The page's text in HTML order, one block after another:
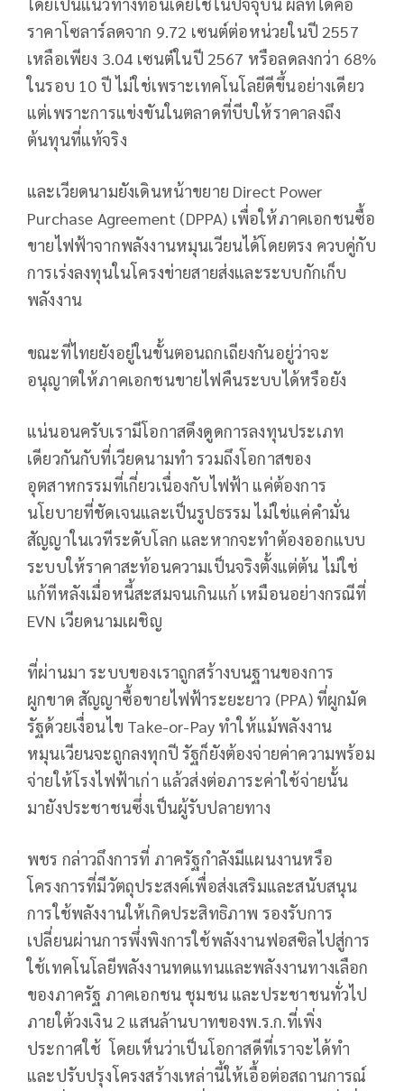
โดยเป็นแนวทางที่อินเดียใช้ในปัจจุบัน ผลที่ได้คือ
ราคาโซลาร์ลดจาก 9.72 เซนต์ต่อหน่วยในปี 2557
เหลือเพียง 3.04 เซนต์ในปี 2567 หรือลดลงกว่า 68%
ในรอบ 10 ปี ไม่ใช่เพราะเทคโนโลยีดีขึ้นอย่างเดียว
แต่เพราะการแข่งขันในตลาดที่บีบให้ราคาลงถึง
ต้นทุนที่แท้จริง
และเวียดนามยังเดินหน้าขยาย Direct Power
Purchase Agreement (DPPA) เพื่อให้ภาคเอกชนซื้อ
ขายไฟฟ้าจากพลังงานหมุนเวียนได้โดยตรง ควบคู่กับ
การเร่งลงทุนในโครงข่ายสายส่งและระบบกักเก็บ
พลังงาน
ขณะที่ไทยยังอยู่ในขั้นตอนถกเถียงกันอยู่ว่าจะ
อนุญาตให้ภาคเอกชนขายไฟคืนระบบได้หรือยัง
แน่นอนครับเรามีโอกาสดึงดูดการลงทุนประเภท
เดียวกันกับที่เวียดนามทำ รวมถึงโอกาสของ
อุตสาหกรรมที่เกี่ยวเนื่องกับไฟฟ้า แค่ต้องการ
นโยบายที่ชัดเจนและเป็นรูปธรรม ไม่ใช่แค่คำมั่น
สัญญาในเวทีระดับโลก และหากจะทำต้องออกแบบ
ระบบให้ราคาสะท้อนความเป็นจริงตั้งแต่ต้น ไม่ใช่
แก้ทีหลังเมื่อหนี้สะสมจนเกินแก้ เหมือนอย่างกรณีที่
EVN เวียดนามเผชิญ
ที่ผ่านมา ระบบของเราถูกสร้างบนฐานของการ
ผูกขาด สัญญาซื้อขายไฟฟ้าระยะยาว (PPA) ที่ผูกมัด
รัฐด้วยเงื่อนไข Take-or-Pay ทำให้แม้พลังงาน
หมุนเวียนจะถูกลงทุกปี รัฐก็ยังต้องจ่ายค่าความพร้อม
จ่ายให้โรงไฟฟ้าเก่า แล้วส่งต่อภาระค่าใช้จ่ายนั้น
มายังประชาชนซึ่งเป็นผู้รับปลายทาง
พชร กล่าวถึงการที่ ภาครัฐกำลังมีแผนงานหรือ
โครงการที่มีวัตถุประสงค์เพื่อส่งเสริมและสนับสนุน
การใช้พลังงานให้เกิดประสิทธิภาพ รองรับการ
เปลี่ยนผ่านการพึ่งพิงการใช้พลังงานฟอสซิลไปสู่การ
ใช้เทคโนโลยีพลังงานทดแทนและพลังงานทางเลือก
ของภาครัฐ ภาคเอกชน ชุมชน และประชาชนทั่วไป
ภายใต้วงเงิน 2 แสนล้านบาทของพ.ร.ก.ที่เพิ่ง
ประกาศใช้ โดยเห็นว่าเป็นโอกาสดีที่เราจะได้ทำ
และปรับปรุงโครงสร้างเหล่านี้ให้เอื้อต่อสถานการณ์